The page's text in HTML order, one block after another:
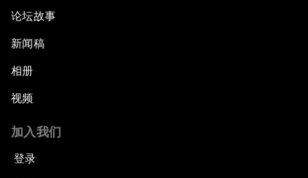
论坛故事
新闻稿
相册
视频
加入我们
登录